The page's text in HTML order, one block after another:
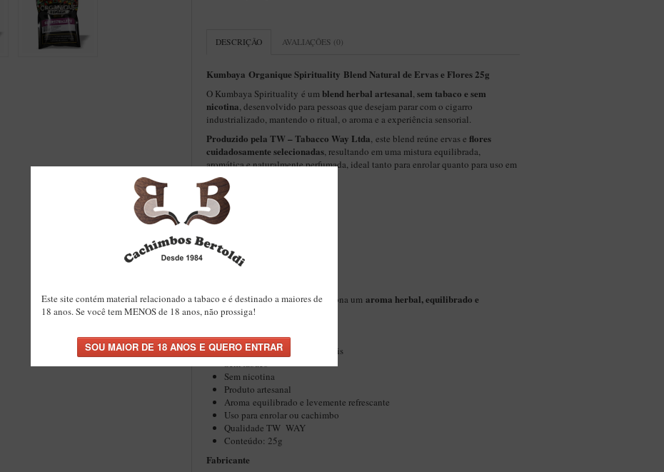
DESCRIÇÃO AVALIAÇÕES (0)
Kumbaya Organique Spirituality Blend Natural de Ervas e Flores 25g
O Kumbaya Spirituality é umblend herbal artesanal,sem tabaco e sem
nicotina, desenvolvido para pessoas que desejam parar com o cigarro
industrializado, mantendo o ritual, o aroma e a experiência sensorial.
Produzido pela TW–Tabacco Way Ltda, este blend reúne ervas e flores
cuidadosamente selecionadas, resultando em uma mistura equilibrada,
aromática e naturalmente perfumada, ideal tanto para enrolar quanto para uso em
cachimbo.
✔️COMPOSIÇÃO DO BLEND
Camomila
Jasmim
Manjericão
A combinação das ervas proporciona um aroma herbal, equilibrado e
levemente refrescante
Blend de ervas e flores naturais
Sem tabaco
Sem nicotina
Produto artesanal
Aroma equilibrado e levemente refrescante
Uso para enrolar ou cachimbo
Qualidade TW WAY
Conteúdo: 25g
Fabricante
Este site contém material relacionado a tabaco e é destinado a maiores de
18 anos. Se você tem MENOS de 18 anos, não prossiga!